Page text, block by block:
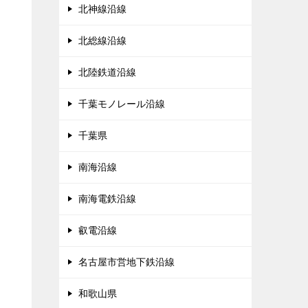
北神線沿線
北総線沿線
北陸鉄道沿線
千葉モノレール沿線
千葉県
南海沿線
南海電鉄沿線
叡電沿線
名古屋市営地下鉄沿線
和歌山県